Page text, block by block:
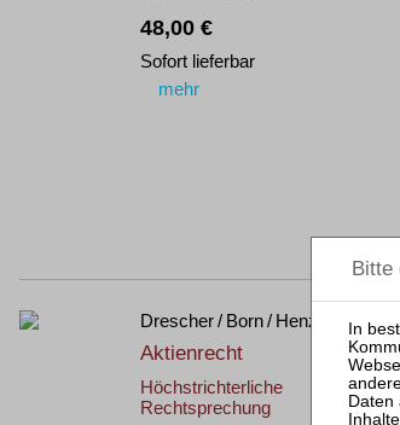
48,00 €
Sofort lieferbar
mehr
Drescher / Born / Henze
Aktienrecht
Höchstrichterliche
Rechtsprechung